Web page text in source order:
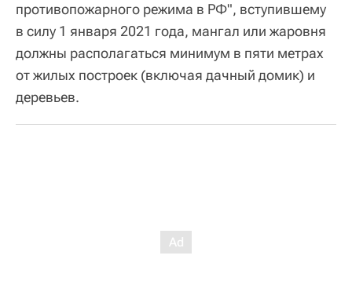
противопожарного режима в РФ", вступившему
в силу 1 января 2021 года, мангал или жаровня
должны располагаться минимум в пяти метрах
от жилых построек (включая дачный домик) и
деревьев.